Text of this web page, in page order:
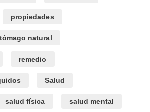
propiedades
natural
remedio
Salud
salud física salud mental